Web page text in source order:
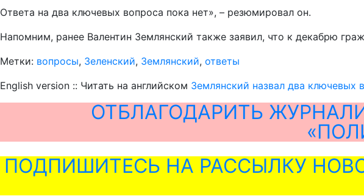
Ответа на два ключевых вопроса пока нет», – резюмировал он.
Напомним, ранее Валентин Землянский также заявил, что к декабрю
Метки: вопросы, Зеленский, Землянский, ответы
English version :: Читать на английском Землянский назвал два ключевых
ОТБЛАГОДАРИТЬ
ПОДПИШИТЕСЬ НА РАССЫЛКУ